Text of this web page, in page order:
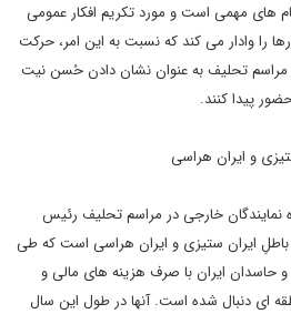
های مهمی است و مورد تکریم افکار عمومی
وادار می کند که نسبت به این امر، حرکت
مراسم تحلیف به عنوان نشان دادن حُسن نیت
پیدا کنند.
و ایران هراسی
خارجی در مراسم تحلیف رئیس
ایران ستیزی و ایران هراسی است که طی
حاسدان ایران با صرف هزینه های مالی و
ای دنبال شده است. آنها در طول این سال